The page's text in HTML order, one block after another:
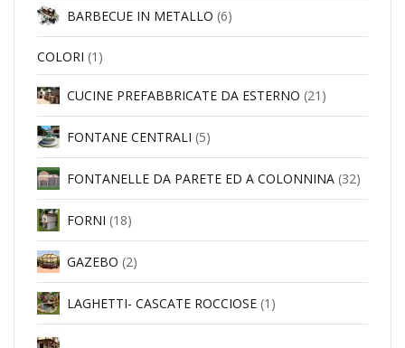
BARBECUE IN METALLO (6)
COLORI (1)
CUCINE PREFABBRICATE DA ESTERNO (21)
FONTANE CENTRALI (5)
FONTANELLE DA PARETE ED A COLONNINA (32)
FORNI (18)
GAZEBO (2)
LAGHETTI- CASCATE ROCCIOSE (1)